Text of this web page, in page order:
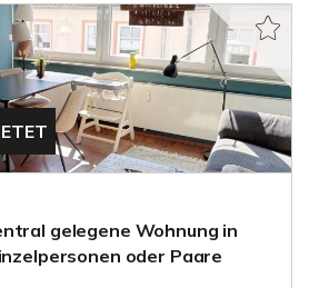
gelegene Wohnung in
oder Paare